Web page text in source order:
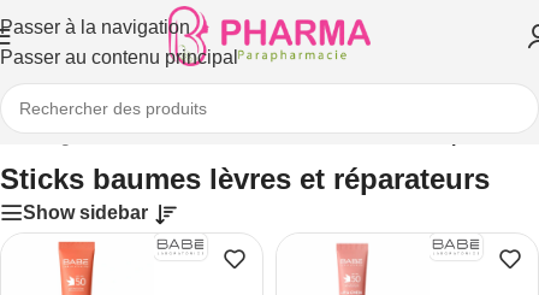
Passer à la navigation
Passer au contenu principal
/Visage/Yeux et lèvres/Sticks baumes lèvres et réparateurs
Sticks baumes lèvres et réparateurs
Show sidebar